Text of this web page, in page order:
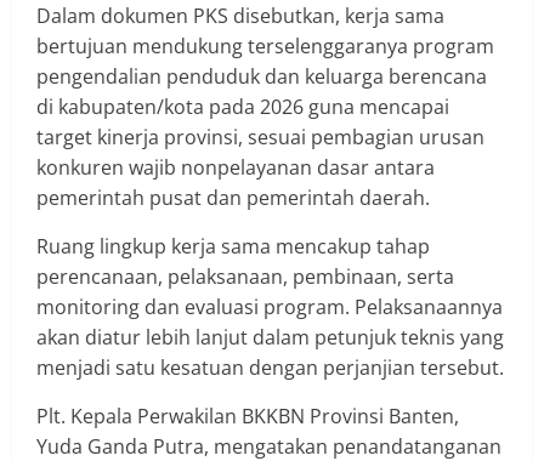
Dalam dokumen PKS disebutkan, kerja sama
bertujuan mendukung terselenggaranya program
pengendalian penduduk dan keluarga berencana
di kabupaten/kota pada 2026 guna mencapai
target kinerja provinsi, sesuai pembagian urusan
konkuren wajib nonpelayanan dasar antara
pemerintah pusat dan pemerintah daerah.
Ruang lingkup kerja sama mencakup tahap
perencanaan, pelaksanaan, pembinaan, serta
monitoring dan evaluasi program. Pelaksanaannya
akan diatur lebih lanjut dalam petunjuk teknis yang
menjadi satu kesatuan dengan perjanjian tersebut.
Plt. Kepala Perwakilan BKKBN Provinsi Banten,
Yuda Ganda Putra, mengatakan penandatanganan